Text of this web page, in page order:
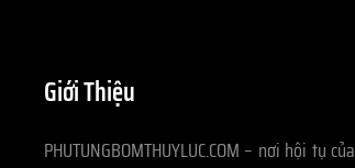
Giới Thiệu
PHUTUNGBOMTHUYLUC.COM – nơi hội tụ của